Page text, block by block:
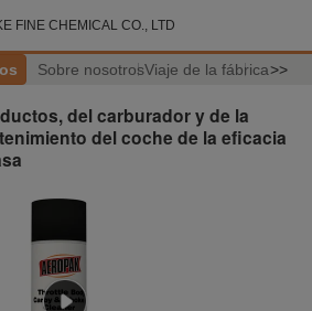
FINE CHEMICAL CO., LTD
Sobre nosotrosViaje de la fábrica>>
del carburador y de la
del coche de la eficacia